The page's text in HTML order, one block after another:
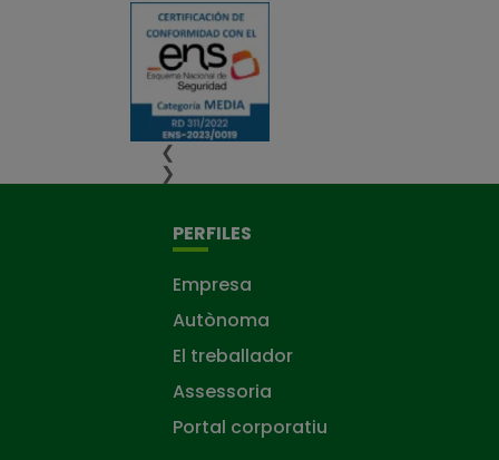
❮
❯
PERFILES
Empresa
Autònoma
El treballador
Assessoria
Portal corporatiu